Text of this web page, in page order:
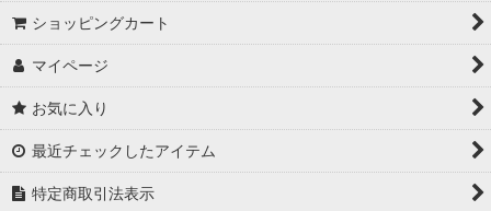
ショッピングカート
マイページ
お気に入り
最近チェックしたアイテム
特定商取引法表示